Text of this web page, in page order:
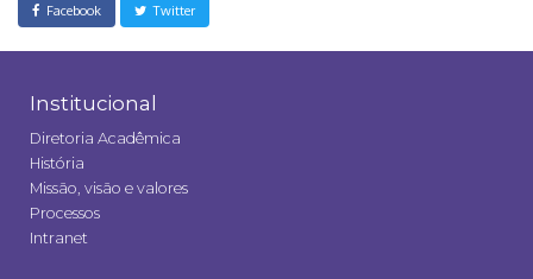
Facebook Twitter
Institucional
Diretoria Acadêmica
História
Missão, visão e valores
Processos
Intranet